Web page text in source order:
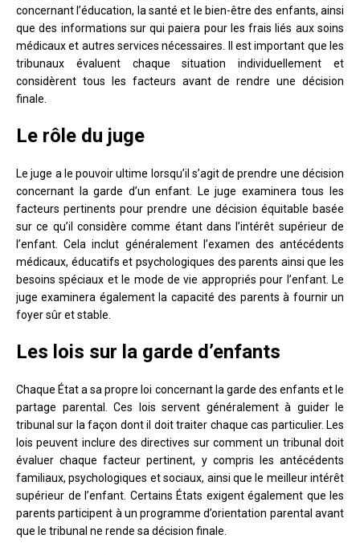
concernant l’éducation, la santé et le bien-être des enfants, ainsi
que des informations sur qui paiera pour les frais liés aux soins
médicaux et autres services nécessaires. Il est important que les
tribunaux évaluent chaque situation individuellement et
considèrent tous les facteurs avant de rendre une décision
finale.
Le rôle du juge
Le juge a le pouvoir ultime lorsqu’il s’agit de prendre une décision
concernant la garde d’un enfant. Le juge examinera tous les
facteurs pertinents pour prendre une décision équitable basée
sur ce qu’il considère comme étant dans l’intérêt supérieur de
l’enfant. Cela inclut généralement l’examen des antécédents
médicaux, éducatifs et psychologiques des parents ainsi que les
besoins spéciaux et le mode de vie appropriés pour l’enfant. Le
juge examinera également la capacité des parents à fournir un
foyer sûr et stable.
Les lois sur la garde d’enfants
Chaque État a sa propre loi concernant la garde des enfants et le
partage parental. Ces lois servent généralement à guider le
tribunal sur la façon dont il doit traiter chaque cas particulier. Les
lois peuvent inclure des directives sur comment un tribunal doit
évaluer chaque facteur pertinent, y compris les antécédents
familiaux, psychologiques et sociaux, ainsi que le meilleur intérêt
supérieur de l’enfant. Certains États exigent également que les
parents participent à un programme d’orientation parental avant
que le tribunal ne rende sa décision finale.